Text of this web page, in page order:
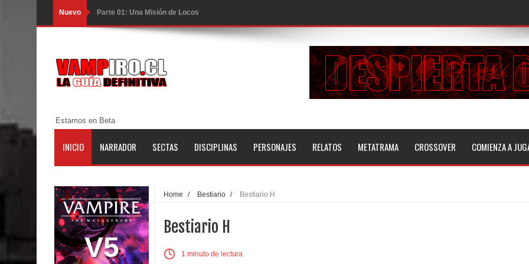
Nuevo Parte 03: Forastero en Tierra Muerta
Parte 09: Los Muertos Cuentan Cuentos
Parte 08: Ultratumba
Parte 04: Se Descubre el Pastel
Parte 03: Una Piraña en el Bidé
Parte 02: Los Muertos Gobiernan a los Vivos
Parte 01: Escondido a Plena Luz
Estamos en Beta
INICIO NARRADOR SECTAS DISCIPLINAS PERSONAJES RELATOS METATRAMA CROSSOVER COMIENZA A
V5
Home / Bestiario / Bestiario H
Bestiario H
1 minuto de lectura